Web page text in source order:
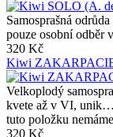
Samosprašná
pouze osobní odběr
320 Kč
Kiwi ZAKARPACIE
Velkoplodý
kvete až v VI, unik…
tuto položku
320 Kč